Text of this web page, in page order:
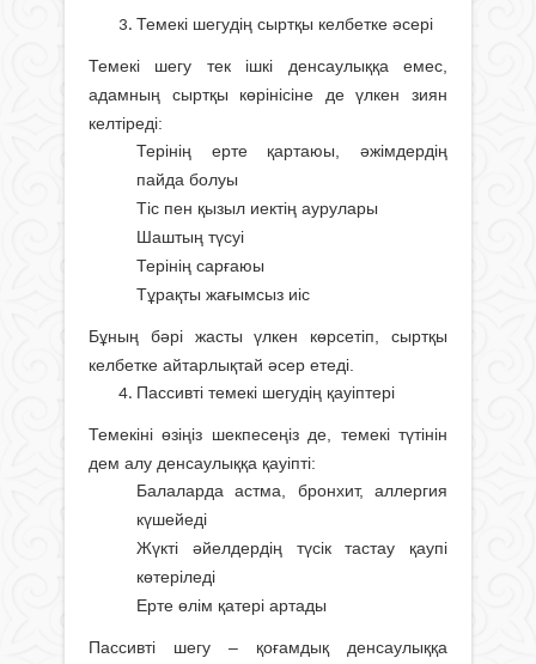
Темекі шегудің сыртқы келбетке әсері
Темекі шегу тек ішкі денсаулыққа емес,
адамның сыртқы көрінісіне де үлкен зиян
келтіреді:
Терінің ерте қартаюы, әжімдердің
пайда болуы
Тіс пен қызыл иектің аурулары
Шаштың түсуі
Терінің сарғаюы
Тұрақты жағымсыз иіс
Бұның бәрі жасты үлкен көрсетіп, сыртқы
келбетке айтарлықтай әсер етеді.
Пассивті темекі шегудің қауіптері
Темекіні өзіңіз шекпесеңіз де, темекі түтінін
дем алу денсаулыққа қауіпті:
Балаларда астма, бронхит, аллергия
күшейеді
Жүкті әйелдердің түсік тастау қаупі
көтеріледі
Ерте өлім қатері артады
Пассивті шегу – қоғамдық денсаулыққа